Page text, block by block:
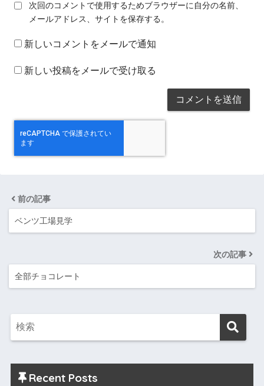
次回のコメントで使用するためブラウザーに自分の名前、
メールアドレス、サイトを保存する。
新しいコメントをメールで通知
新しい投稿をメールで受け取る
前の記事
ベンツ工場見学
次の記事
全部チョコレート
Recent Posts